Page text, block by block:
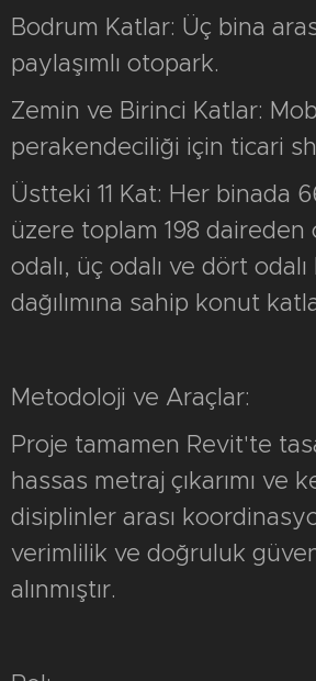
Bodrum Katlar: Üç bina
paylaşımlı otopark.
Zemin ve Birinci Katlar:
perakendeciliği için ticari
Üstteki 11 Kat: Her binada
üzere toplam 198 daireden
odalı, üç odalı ve dört
dağılımına sahip konut
Metodoloji ve Araçlar:
Proje tamamen Revit'te
hassas metraj çıkarımı ve
disiplinler arası
verimlilik ve doğruluk
alınmıştır.